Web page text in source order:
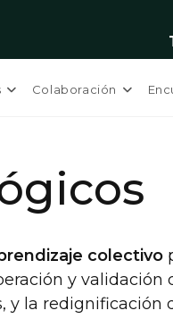
Colaboración
colectivo
y validación
la redignificación